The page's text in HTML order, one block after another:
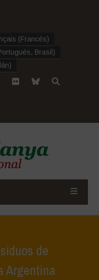
(Francés)
Brasil )
)
de
Argentina